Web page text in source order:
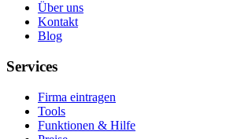
Über uns
Kontakt
Blog
Services
Firma eintragen
Tools
Funktionen & Hilfe